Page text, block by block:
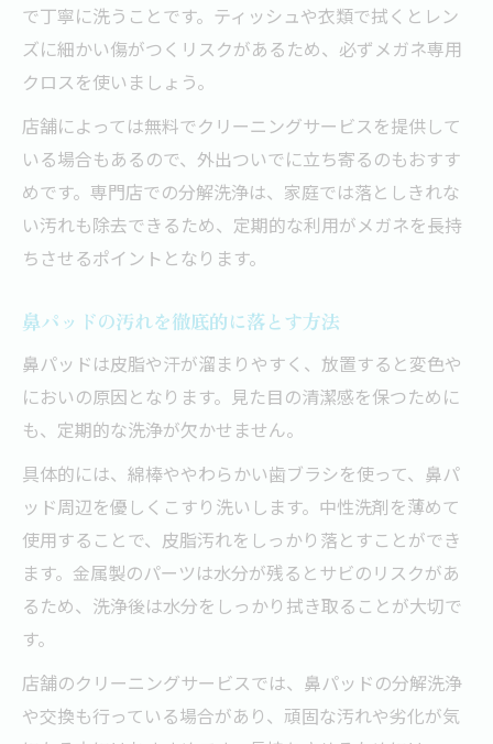
で丁寧に洗うことです。ティッシュや衣類で拭くとレン
ズに細かい傷がつくリスクがあるため、必ずメガネ専用
クロスを使いましょう。
店舗によっては無料でクリーニングサービスを提供して
いる場合もあるので、外出ついでに立ち寄るのもおすす
めです。専門店での分解洗浄は、家庭では落としきれな
い汚れも除去できるため、定期的な利用がメガネを長持
ちさせるポイントとなります。
鼻パッドの汚れを徹底的に落とす方法
鼻パッドは皮脂や汗が溜まりやすく、放置すると変色や
においの原因となります。見た目の清潔感を保つために
も、定期的な洗浄が欠かせません。
具体的には、綿棒ややわらかい歯ブラシを使って、鼻パ
ッド周辺を優しくこすり洗いします。中性洗剤を薄めて
使用することで、皮脂汚れをしっかり落とすことができ
ます。金属製のパーツは水分が残るとサビのリスクがあ
るため、洗浄後は水分をしっかり拭き取ることが大切で
す。
店舗のクリーニングサービスでは、鼻パッドの分解洗浄
や交換も行っている場合があり、頑固な汚れや劣化が気